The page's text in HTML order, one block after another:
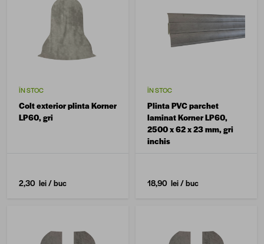
ÎN STOC
Colt exterior plinta Korner
LP60, gri
2,30 lei/ buc
ÎN STOC
Plinta PVC parchet
laminat Korner LP60,
2500 x 62 x 23 mm, gri
inchis
18,90 lei/ buc